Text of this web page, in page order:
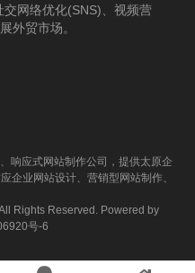
网络优化(SNS)、视频营
外贸市场。
响应式网站制作公司，提供太原企
企业网站设计、营销型网站制作、
Rights Reserved. Powered by
号-6